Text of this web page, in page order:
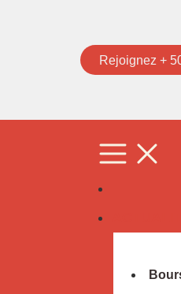
Rejoignez +